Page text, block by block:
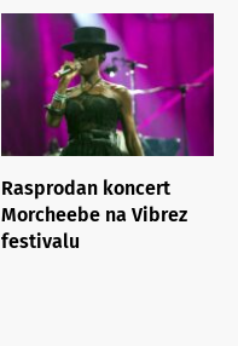
Rasprodan koncert
Morcheebe na Vibrez
festivalu